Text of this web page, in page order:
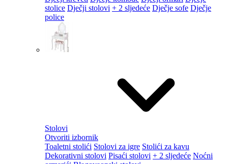
stolice Dječji stolovi + 2 sljedeće Dječje sofe Dječje
police
Stolovi
Otvoriti izbornik
Toaletni stolići Stolovi za igre Stolići za kavu
Dekorativni stolovi Pisaći stolovi + 2 sljedeće Noćni